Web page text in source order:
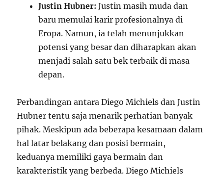
Justin Hubner: Justin masih muda dan
baru memulai karir profesionalnya di
Eropa. Namun, ia telah menunjukkan
potensi yang besar dan diharapkan akan
menjadi salah satu bek terbaik di masa
depan.
Perbandingan antara Diego Michiels dan Justin
Hubner tentu saja menarik perhatian banyak
pihak. Meskipun ada beberapa kesamaan dalam
hal latar belakang dan posisi bermain,
keduanya memiliki gaya bermain dan
karakteristik yang berbeda. Diego Michiels